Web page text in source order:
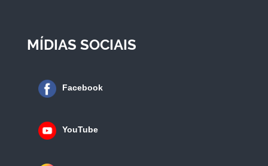
MÍDIAS SOCIAIS
Facebook
YouTube